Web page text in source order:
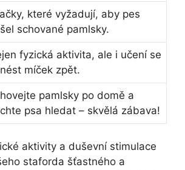
které vyžadují, ​aby pes
schované⁤ pamlsky.
fyzická aktivita, ale i učení se
míček zpět.
pamlsky po domě a
psa hledat ​–​ skvělá zábava!
aktivity ⁣a duševní stimulace
staforda šťastného a